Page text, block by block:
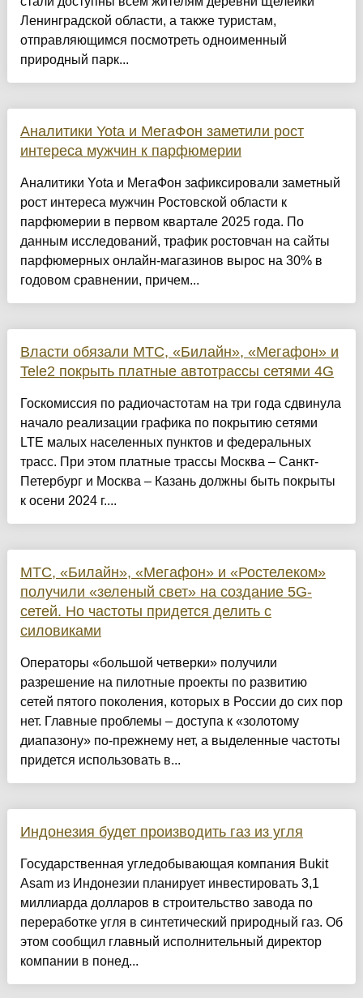
Ленинградской области, а также туристам,
отправляющимся посмотреть одноименный
природный парк...
Аналитики Yota и МегаФон заметили рост
интереса мужчин к парфюмерии
Аналитики Yota и МегаФон зафиксировали заметный
рост интереса мужчин Ростовской области к
парфюмерии в первом квартале 2025 года. По
данным исследований, трафик ростовчан на сайты
парфюмерных онлайн-магазинов вырос на 30% в
годовом сравнении, причем...
Власти обязали МТС, «Билайн», «Мегафон» и
Tele2 покрыть платные автотрассы сетями 4G
Госкомиссия по радиочастотам на три года сдвинула
начало реализации графика по покрытию сетями
LTE малых населенных пунктов и федеральных
трасс. При этом платные трассы Москва – Санкт-
Петербург и Москва – Казань должны быть покрыты
к осени 2024 г....
МТС, «Билайн», «Мегафон» и «Ростелеком»
получили «зеленый свет» на создание 5G-
сетей. Но частоты придется делить с
силовиками
Операторы «большой четверки» получили
разрешение на пилотные проекты по развитию
сетей пятого поколения, которых в России до сих пор
нет. Главные проблемы – доступа к «золотому
диапазону» по-прежнему нет, а выделенные частоты
придется использовать в...
Индонезия будет производить газ из угля
Государственная угледобывающая компания Bukit
Asam из Индонезии планирует инвестировать 3,1
миллиарда долларов в строительство завода по
переработке угля в синтетический природный газ. Об
этом сообщил главный исполнительный директор
компании в понед...